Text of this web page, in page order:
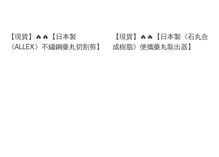
【現貨】🔥🔥【日本製
《ALLEX》不鏽鋼藥丸切割剪】
【現貨】🔥🔥【日本製《石丸合
成樹脂》便攜藥丸取出器】